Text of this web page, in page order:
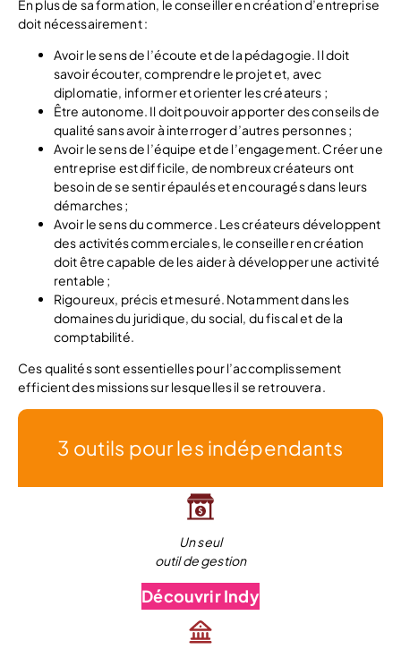
En plus de sa formation, le conseiller en création d’entreprise
doit nécessairement :
Avoir le sens de l’écoute et de la pédagogie. Il doit
savoir écouter, comprendre le projet et, avec
diplomatie, informer et orienter les créateurs ;
Être autonome. Il doit pouvoir apporter des conseils de
qualité sans avoir à interroger d’autres personnes ;
Avoir le sens de l’équipe et de l’engagement. Créer une
entreprise est difficile, de nombreux créateurs ont
besoin de se sentir épaulés et encouragés dans leurs
démarches ;
Avoir le sens du commerce. Les créateurs développent
des activités commerciales, le conseiller en création
doit être capable de les aider à développer une activité
rentable ;
Rigoureux, précis et mesuré. Notamment dans les
domaines du juridique, du social, du fiscal et de la
comptabilité.
Ces qualités sont essentielles pour l’accomplissement
efficient des missions sur lesquelles il se retrouvera.
3 outils pour les indépendants
Un seul
outil de gestion
Découvrir Indy